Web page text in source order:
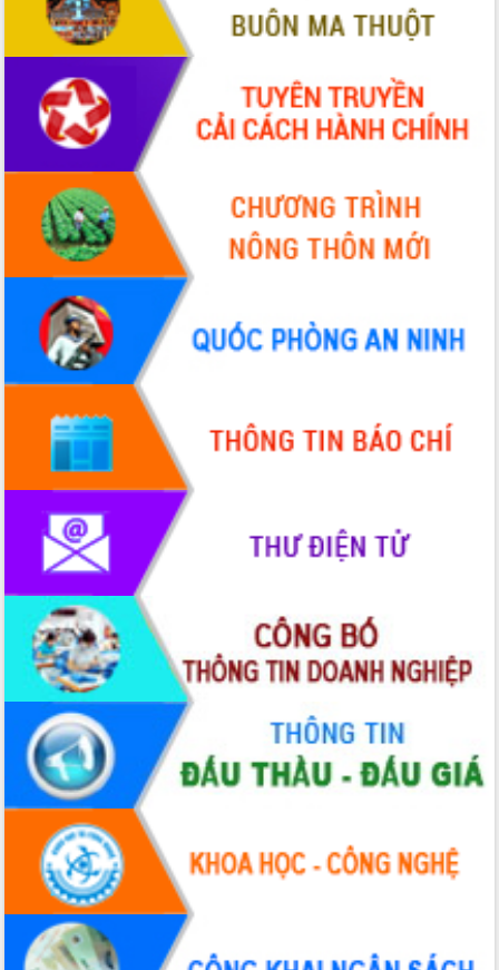
Phó Chủ tịch Thường trực UBND tỉnh
Hồ Thị Nguyên Thảo làm việc tại Trung
tâm Phục vụ hành chính công xã Ea
Xây dựng nền hành chính số đồng
hành cùng nông dân dân, doanh nghiệp
Giai đoạn 2026-2030, Đắk Lắk phấn
đấu có 77% xã đạt chuẩn nông thôn
Chuyển đổi số 'mở đường' cho nông
nghiệp Đắk Lắk tăng trưởng bứt phá
Triển khai đồng bộ đo đạc, lập hồ sơ
địa chính, hoàn thiện cơ sở dữ liệu đất
đai
Ứng dụng sinh trắc học - Bước tiến
trong hành trình chuyển đổi số tại Đắk
Đắk Lắk nâng cao hiệu quả công tác
Đảng từ Sổ tay đảng viên điện tử
Đắk Lắk đẩy mạnh nuôi biển công
nghệ, hướng tới phát triển thủy sản
bền vững
Tập huấn nâng cao năng lực triển khai
chuyển đổi số cho cán bộ, công chức
cấp xã
Đắk Lắk phát động hưởng ứng Ngày
Quyền của người tiêu dùng Việt Nam
2026
Đẩy mạnh cải cách hành chính, quyết
tâm đạt được mục tiêu tăng trưởng
hai con số trong năm 2026
Tổ chức trang trọng Lễ hội Đền thờ
Lương Văn Chánh năm 2026
Phó Bí thư Tỉnh ủy Đắk Lắk Đỗ Hữu
Huy giữ chức Bí thư Đảng ủy Ủy Ban
Nhân dân tỉnh
Bệnh án điện tử thúc đẩy chuyển đổi
số y tế tại Đắk Lắk
Chuyển đổi số thư viện: Mở rộng
không gian tri thức trong thời đại số